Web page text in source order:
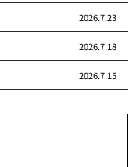
2026.7.23
2026.7.18
2026.7.15